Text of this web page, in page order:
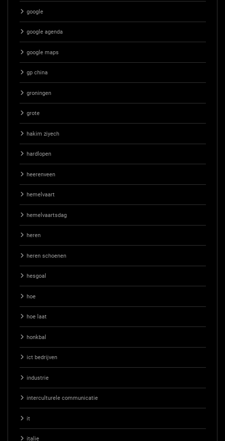
google
google agenda
google maps
gp china
groningen
grote
hakim ziyech
hardlopen
heerenveen
hemelvaart
hemelvaartsdag
heren
heren schoenen
hesgoal
hoe
hoe laat
honkbal
ict bedrijven
industrie
interculturele communicatie
it
italie